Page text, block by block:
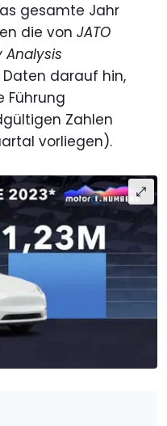
gesamte Jahr
die von JATO
Analysis
darauf hin,
Führung
Zahlen
vorliegen).